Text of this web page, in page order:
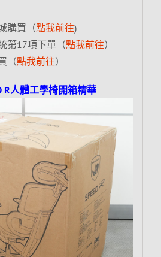
購買（點我前往)
第17項下單（點我前往）
（點我前往）
R人體工學椅開箱精華